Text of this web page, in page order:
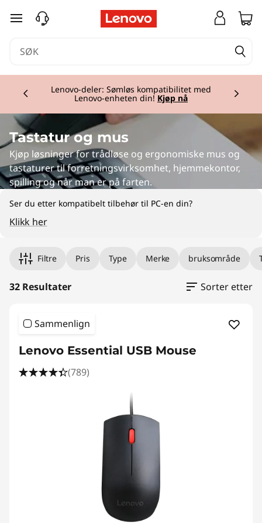
M
gå til hovedinnhold
Lenovo-deler: Sømløs kompatibilitet med
Lenovo-enheten din! Kjøp nå
Tastatur og mus
Kjøp løsninger for trådløse og ergonomiske mus og
tastaturer til forretningsvirksomhet, hjemmekontor,
spilling og når man er på farten.
Ser du etter kompatibelt tilbehør til PC-en din?
Klikk her
Filtre Pris Type Merke bruksområde
32 Resultater Sorter etter
Sammenlign
Lenovo Essential USB Mouse
(789)